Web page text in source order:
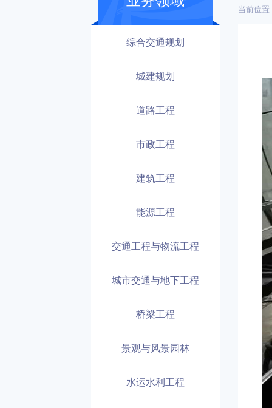
综合交通规划
城建规划
道路工程
市政工程
建筑工程
能源工程
交通工程与物流工程
城市交通与地下工程
桥梁工程
景观与风景园林
水运水利工程
当前位